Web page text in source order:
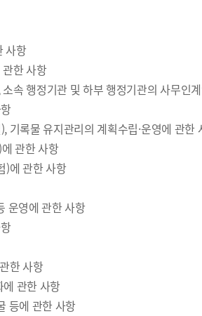
사항
한 사항
속 행정기관 및 하부 행정기관의 사무인
기록물 유지관리의 계획수립·운영에 관한
관한 사항
)에 관한 사항
운영에 관한 사항
한 사항
관한 사항
등에 관한 사항